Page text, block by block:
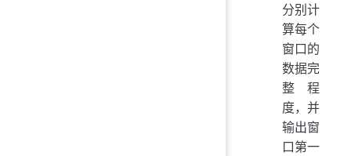
分别计
算每个
窗口的
数据完
整程
度，并
输出窗
口第一